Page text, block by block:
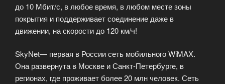
до 10 Мбит/с, в любое время, в любом месте зоны
покрытия и поддерживает соединение даже в
движении, на скорости до 120 км/ч!
SkyNet— первая в России сеть мобильного WiMAX.
Она развернута в Москве и Санкт-Петербурге, в
регионах, где проживает более 20 млн человек. Сеть